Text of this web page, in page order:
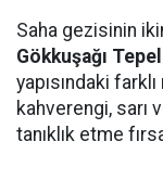
Saha gezisinin
Gökkuşağı
yapısındaki
kahverengi, sarı
tanıklık etme